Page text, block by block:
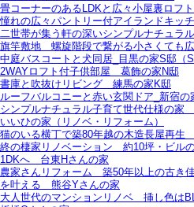
畳コーナーのあるLDKと広々小屋裏ロフ
憧れの広々パントリー付アイランドキッ
二世帯が集う軒の深いシンプルナチュラ
旗竿敷地＿螺旋階段で繋がる小さくても
中庭バスコートと犬同居_目黒の家S邸（
2WAYロフト付子供部屋＿葛飾の家N邸
書庫と吹抜けリビング 練馬の家K邸
ルーフバルコニーと赤い玄関ドア_新宿の
シンプルナチュラル子育て世代仕様の家
いいひの家（リノベ・リフォーム）
猫のいる横丁で築80年越の木造長屋再生
終の棲家リノベーション＿約10坪・ビル
1DKへ＿台東Hさんの家
農家さんリフォーム＿築50年以上の古き
を叶える＿熊谷Yさんの家
大人世代のマンションリノベ＿挿し色は